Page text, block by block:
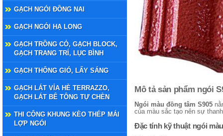
GẠCH NGÓI ĐỒNG NAI
GẠCH NGÓI HẠ LONG
GẠCH TRỒNG CỎ, GẠCH BLOCK,
GẠCH TRANG TRÍ, LỤC BÌNH
GẠCH THÔNG GIÓ, LẤY SÁNG
GẠCH LÁT VỈA HÈ TERRAZZO,
GẠCH LÁT BÊ TÔNG TỰ CHÈN
THI CÔNG KHUNG KÈO THÉP MÁI
LỢP NGÓI
Mô tả sản phẩm ngói
Ngói màu đồng tâm S905
của màu sắc tạo nên sự
Đặc tính kỹ thuật ngói